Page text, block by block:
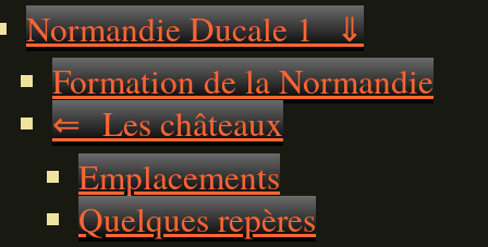
Normandie Ducale 1 ⇓
Formation de la Normandie
⇐ Les châteaux
Emplacements
Quelques repères